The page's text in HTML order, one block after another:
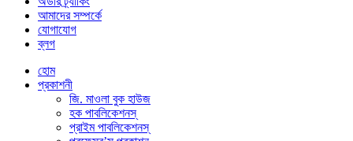
আমাদের সম্পর্কে
যোগাযোগ
ব্লগ
হোম
প্রকাশনী
জি. মাওলা বুক হাউজ
হক পাবলিকেশনস্
প্রাইম পাবলিকেশনস্